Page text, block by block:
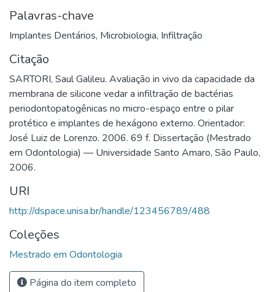
Palavras-chave
Implantes Dentários, Microbiologia, Infiltração
Citação
SARTORI, Saul Galileu. Avaliação in vivo da capacidade da
membrana de silicone vedar a infiltração de bactérias
periodontopatogênicas no micro-espaço entre o pilar
protético e implantes de hexágono externo. Orientador:
José Luiz de Lorenzo. 2006. 69 f. Dissertação (Mestrado
em Odontologia) — Universidade Santo Amaro, São Paulo,
2006.
URI
http://dspace.unisa.br/handle/123456789/488
Coleções
Mestrado em Odontologia
Página do item completo